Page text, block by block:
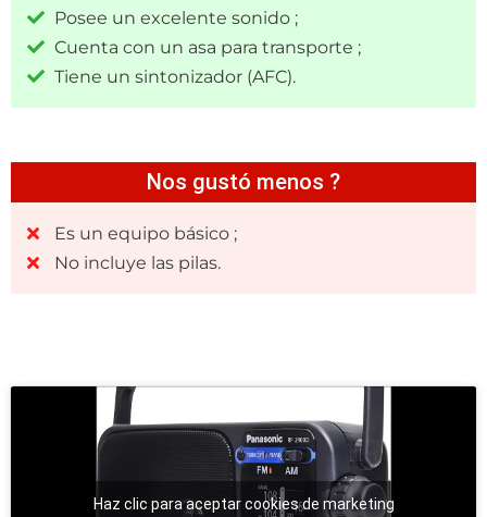
Posee un excelente sonido ;
Cuenta con un asa para transporte ;
Tiene un sintonizador (AFC).
Nos gustó menos ?
Es un equipo básico ;
No incluye las pilas.
Haz clic para aceptar cookies de marketing